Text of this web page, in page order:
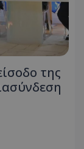
της